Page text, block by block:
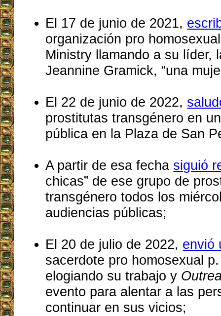
El 17 de junio de 2021,
organización pro
Ministry llamando a su líder,
Jeannine Gramick, “una
El 22 de junio de 2022,
prostitutas transgénero en
pública en la Plaza de San
A partir de esa fecha siguió
chicas” de ese grupo de
transgénero todos los
audiencias públicas;
El 20 de julio de 2022, envió
sacerdote pro homosexual
elogiando su trabajo y
evento para alentar a las
continuar en sus vicios;